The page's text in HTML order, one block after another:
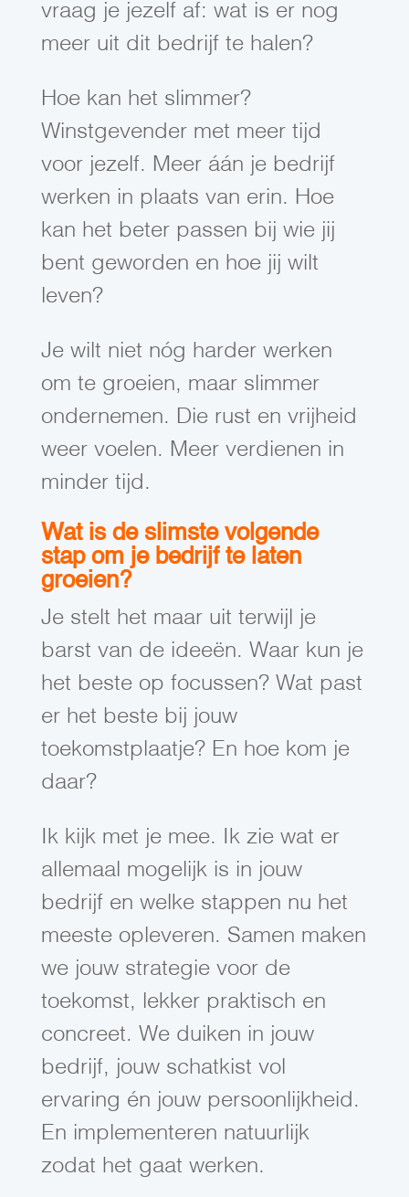
vraag je jezelf af: wat is er nog
meer uit dit bedrijf te halen?
Hoe kan het slimmer?
Winstgevender met meer tijd
voor jezelf. Meer áán je bedrijf
werken in plaats van erin. Hoe
kan het beter passen bij wie jij
bent geworden en hoe jij wilt
leven?
Je wilt niet nóg harder werken
om te groeien, maar slimmer
ondernemen. Die rust en vrijheid
weer voelen. Meer verdienen in
minder tijd.
Wat is de slimste volgende
stap om je bedrijf te laten
groeien?
Je stelt het maar uit terwijl je
barst van de ideeën. Waar kun je
het beste op focussen? Wat past
er het beste bij jouw
toekomstplaatje? En hoe kom je
daar?
Ik kijk met je mee. Ik zie wat er
allemaal mogelijk is in jouw
bedrijf en welke stappen nu het
meeste opleveren. Samen maken
we jouw strategie voor de
toekomst, lekker praktisch en
concreet. We duiken in jouw
bedrijf, jouw schatkist vol
ervaring én jouw persoonlijkheid.
En implementeren natuurlijk
zodat het gaat werken.